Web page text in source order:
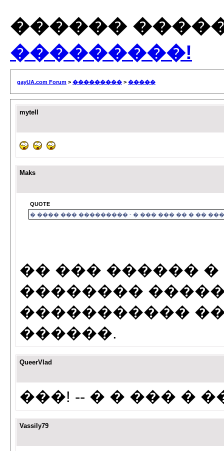
������
���������!
gayUA.com Forum > ��������� > �����
mytell
Maks
QUOTE
� ���� ��� ��������� - � ��� ��� �� � ��
�� ��� ������ �
��������
�����������
������.
QueerVlad
���! -- � � ��� �
Vassily79